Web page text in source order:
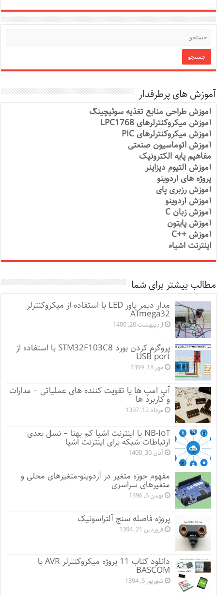
آموزش های پرطرفدار
آموزش طراحی منابع تغذیه سوئیچینگ
آموزش میکروکنترلرهای LPC1768
آموزش میکروکنترلرهای PIC
آموزش اتوماسیون صنعتی
مفاهیم پایه الکترونیک
آموزش آلتیوم دیزاینر
پروژه های آردوینو
آموزش رزبری پای
آموزش آردوینو
آموزش زبان C
آموزش پایتون
آموزش ++C
اینترنت اشیاء
مطالب بیشتر برای شما
مدار دیمر پاور LED با استفاده از میکروکنترلر
ATmega32
اردیبهشت 20, 1400
پروگرم کردن بورد STM32F103C8 با استفاده از
USB port
مهر 18, 1399
آپ امپ ها یا تقویت کننده های عملیاتی – مدارات
و کاربرد ها
مرداد 12, 1397
NB-IoT یا اینترنت اشیا کم پهنا – نسل بعدی
ارتباطات شبکه برای اینترنت اشیا
آبان 30, 1400
مفهوم حوزه متغیر در آردوینو-متغیرهای محلی و
متغیرهای سراسری
بهمن 6, 1396
پروژه فاصله سنج آلتراسونیک
فروردین 21, 1394
دانلود کتاب 11 پروژه میکروکنترلر AVR با
BASCOM
شهریور 5, 1394